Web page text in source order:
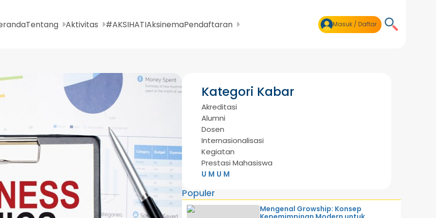
Tentang Aktivitas #AKSIHATIAksinemaPendaftaran Masuk / Daftar
Kategori Kabar
Akreditasi
Alumni
Dosen
Internasionalisasi
Kegiatan
Prestasi Mahasiswa
U M U M
Populer
Mengenal Growship: Konsep